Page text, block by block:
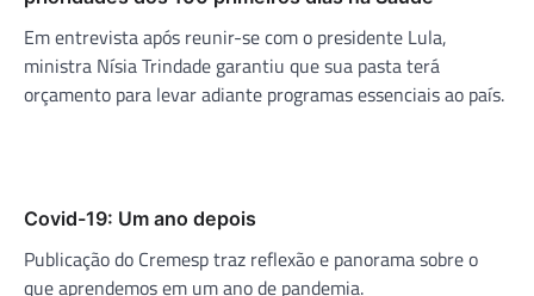
Em entrevista após reunir-se com o presidente Lula,
ministra Nísia Trindade garantiu que sua pasta terá
orçamento para levar adiante programas essenciais ao país.
Covid-19: Um ano depois
Publicação do Cremesp traz reflexão e panorama sobre o
que aprendemos em um ano de pandemia.